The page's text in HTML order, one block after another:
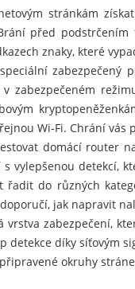
stránkám
před
znaky, které
zabezpečený
zabezpečeném
Wi-Fi. Chrání vás
domácí router
vylepšenou detekcí,
do různých
jak napravit
vrstva zabezpečení,
detekce díky síťovým
okruhy